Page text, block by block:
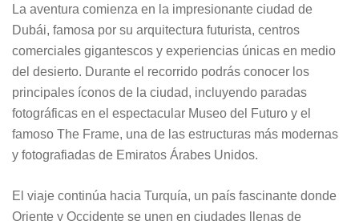
La aventura comienza en la impresionante ciudad de
Dubái, famosa por su arquitectura futurista, centros
comerciales gigantescos y experiencias únicas en medio
del desierto. Durante el recorrido podrás conocer los
principales íconos de la ciudad, incluyendo paradas
fotográficas en el espectacular Museo del Futuro y el
famoso The Frame, una de las estructuras más modernas
y fotografiadas de Emiratos Árabes Unidos.
El viaje continúa hacia Turquía, un país fascinante donde
Oriente y Occidente se unen en ciudades llenas de